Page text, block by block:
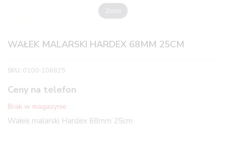
Zoom
WAŁEK MALARSKI HARDEX 68MM 25CM
SKU: 0100-106825
Ceny na telefon
Brak w magazynie
Wałek malarski Hardex 68mm 25cm